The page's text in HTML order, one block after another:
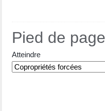
Pied de
Atteindre